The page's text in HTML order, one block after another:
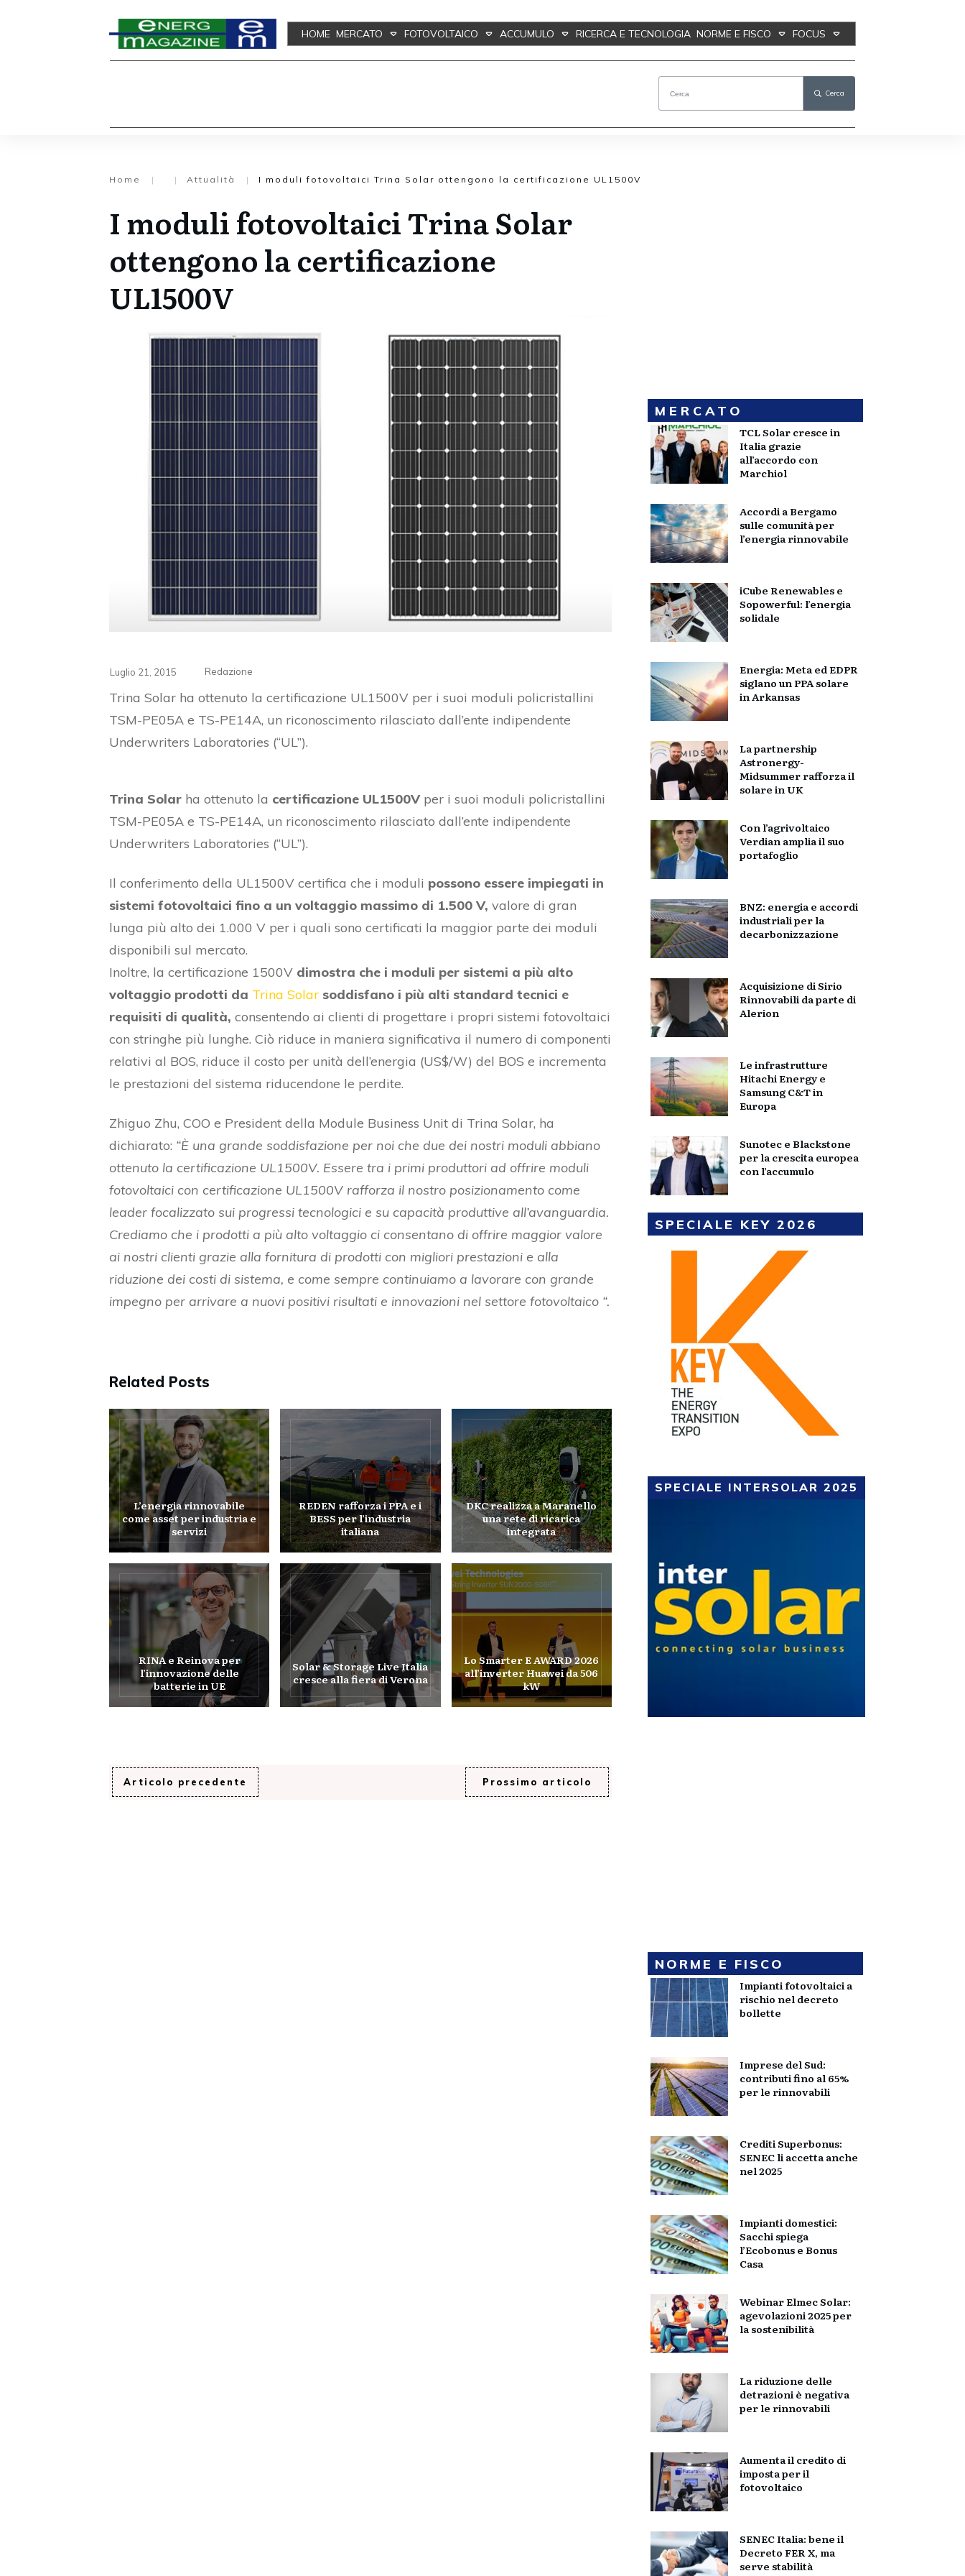
HOME MERCATO FOTOVOLTAICO ACCUMULO RICERCA E TECNOLOGIA NORME E FISCO FOCUS
Cerca
Home | | Attualità | I moduli fotovoltaici Trina Solar ottengono la certificazione UL1500V
I moduli fotovoltaici Trina Solar
ottengono la certificazione
UL1500V
Luglio 21, 2015 Redazione
Trina Solar ha ottenuto la certificazione UL1500V per i suoi moduli policristallini
TSM-PE05A e TS-PE14A, un riconoscimento rilasciato dall’ente indipendente
Underwriters Laboratories (“UL”).
Trina Solar ha ottenuto la certificazione UL1500Vper i suoi moduli policristallini
TSM-PE05A e TS-PE14A, un riconoscimento rilasciato dall’ente indipendente
Underwriters Laboratories (“UL”).
Il conferimento della UL1500V certifica che i moduli possono essere impiegati in
sistemi fotovoltaici fino a un voltaggio massimo di 1.500 V, valore di gran
lunga più alto dei 1.000 V per i quali sono certificati la maggior parte dei moduli
disponibili sul mercato.
Inoltre, la certificazione 1500V dimostra che i moduli per sistemi a più alto
voltaggio prodotti da Trina Solar soddisfano i più alti standard tecnici e
requisiti di qualità, consentendo ai clienti di progettare i propri sistemi fotovoltaici
con stringhe più lunghe. Ciò riduce in maniera significativa il numero di componenti
relativi al BOS, riduce il costo per unità dell’energia (US$/W) del BOS e incrementa
le prestazioni del sistema riducendone le perdite.
Zhiguo Zhu, COO e President della Module Business Unit di Trina Solar, ha
dichiarato: “È una grande soddisfazione per noi che due dei nostri moduli abbiano
ottenuto la certificazione UL1500V. Essere tra i primi produttori ad offrire moduli
fotovoltaici con certificazione UL1500V rafforza il nostro posizionamento come
leader focalizzato sui progressi tecnologici e su capacità produttive all’avanguardia.
Crediamo che i prodotti a più alto voltaggio ci consentano di offrire maggior valore
ai nostri clienti grazie alla fornitura di prodotti con migliori prestazioni e alla
riduzione dei costi di sistema, e come sempre continuiamo a lavorare con grande
impegno per arrivare a nuovi positivi risultati e innovazioni nel settore fotovoltaico “.
Related Posts
L’energia rinnovabile
come asset per industria e
servizi
REDEN rafforza i PPA e i
BESS per l’industria
italiana
DKC realizza a Maranello
una rete di ricarica
integrata
RINA e Reinova per
l’innovazione delle
batterie in UE
Solar & Storage Live Italia
cresce alla fiera di Verona
Lo Smarter E AWARD 2026
all’inverter Huawei da 506
kW
Articolo precedente Prossimo articolo
MERCATO
TCL Solar cresce in
Italia grazie
all’accordo con
Marchiol
Accordi a Bergamo
sulle comunità per
l’energia rinnovabile
iCube Renewables e
Sopowerful: l’energia
solidale
Energia: Meta ed EDPR
siglano un PPA solare
in Arkansas
La partnership
Astronergy-
Midsummer rafforza il
solare in UK
Con l’agrivoltaico
Verdian amplia il suo
portafoglio
BNZ: energia e accordi
industriali per la
decarbonizzazione
Acquisizione di Sirio
Rinnovabili da parte di
Alerion
Le infrastrutture
Hitachi Energy e
Samsung C&T in
Europa
Sunotec e Blackstone
per la crescita europea
con l’accumulo
SPECIALE KEY 2026
SPECIALE INTERSOLAR 2025
NORME E FISCO
Impianti fotovoltaici a
rischio nel decreto
bollette
Imprese del Sud:
contributi fino al 65%
per le rinnovabili
Crediti Superbonus:
SENEC li accetta anche
nel 2025
Impianti domestici:
Sacchi spiega
l’Ecobonus e Bonus
Casa
Webinar Elmec Solar:
agevolazioni 2025 per
la sostenibilità
La riduzione delle
detrazioni è negativa
per le rinnovabili
Aumenta il credito di
imposta per il
fotovoltaico
SENEC Italia: bene il
Decreto FER X, ma
serve stabilità